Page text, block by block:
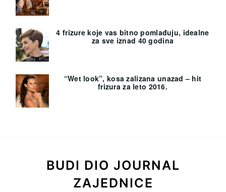
4 frizure koje vas bitno pomlađuju, idealne
za sve iznad 40 godina
“Wet look”, kosa zalizana unazad – hit
frizura za leto 2016.
BUDI DIO JOURNAL
ZAJEDNICE